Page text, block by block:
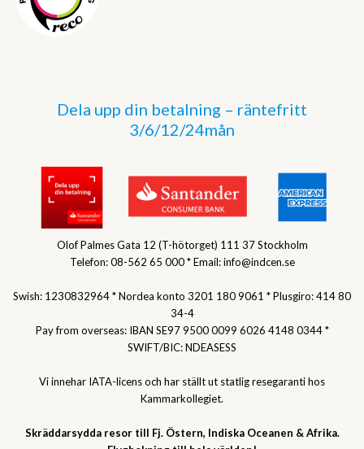
Dela upp din betalning – räntefritt
3/6/12/24mån
Olof Palmes Gata 12 (T-hötorget) 111 37 Stockholm
Telefon: 08-562 65 000 * Email: info@indcen.se
Swish: 1230832964 * Nordea konto 3201 180 9061 * Plusgiro: 414 80
34-4
Pay from overseas: IBAN SE97 9500 0099 6026 4148 0344 *
SWIFT/BIC: NDEASESS
Vi innehar IATA-licens och har ställt ut statlig resegaranti hos
Kammarkollegiet.
Skräddarsydda resor till Fj. Östern, Indiska Oceanen & Afrika.